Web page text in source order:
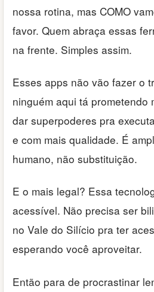
nossa rotina, mas COMO
favor. Quem abraça essas
na frente. Simples assim.
Esses apps não vão fazer o
ninguém aqui tá prometendo
dar superpoderes pra
e com mais qualidade. É
humano, não substituição.
E o mais legal? Essa
acessível. Não precisa ser
no Vale do Silício pra ter
esperando você aproveitar.
Então para de procrastinar